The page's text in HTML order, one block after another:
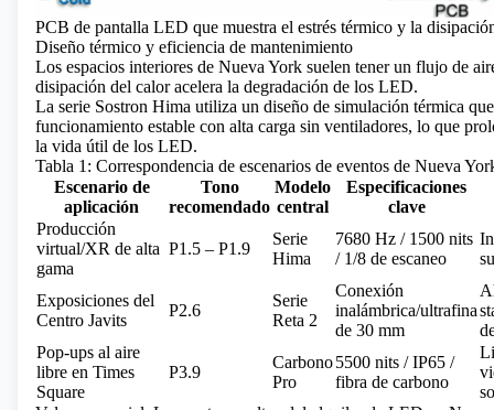
PCB de pantalla LED que muestra el estrés térmico y la
Diseño térmico y eficiencia de mantenimiento
Los espacios interiores de Nueva York suelen tener un flujo de
disipación del calor acelera la degradación de los LED.
La serie Sostron Hima utiliza un diseño de simulación térmica
funcionamiento estable con alta carga sin ventiladores, lo que
la vida útil de los LED.
Tabla 1: Correspondencia de escenarios de eventos de Nueva
Escenario de
aplicación
Tono
recomendado
Modelo
central
Especificaciones
clave
Producción
virtual/XR de alta
gama
P1.5 – P1.9
Serie
Hima
7680 Hz / 1500 nits
/ 1/8 de escaneo
Exposiciones del
Centro Javits
P2.6
Serie
Reta 2
Conexión
inalámbrica/ultrafina
de 30 mm
Pop-ups al aire
libre en Times
Square
P3.9
Carbono
Pro
5500 nits / IP65 /
fibra de carbono